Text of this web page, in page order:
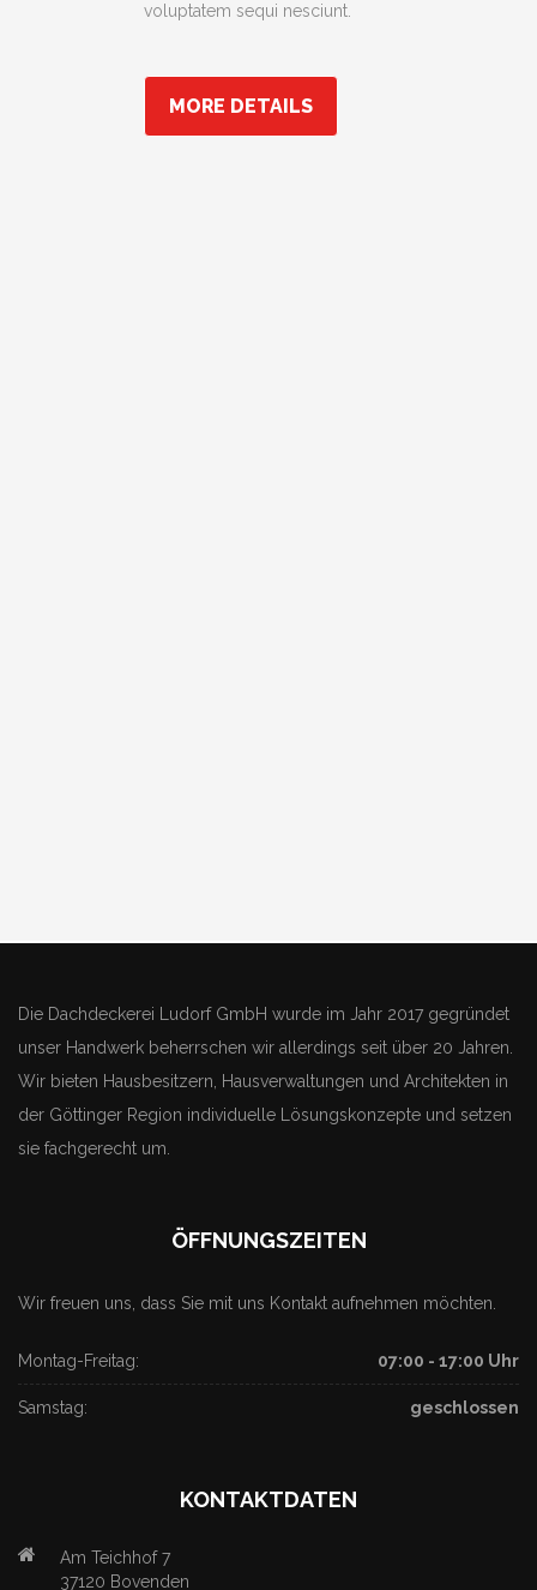
voluptatem sequi nesciunt.
MORE DETAILS
Die Dachdeckerei Ludorf GmbH wurde im Jahr 2017 gegründet
unser Handwerk beherrschen wir allerdings seit über 20 Jahren.
Wir bieten Hausbesitzern, Hausverwaltungen und Architekten in
der Göttinger Region individuelle Lösungskonzepte und setzen
sie fachgerecht um.
ÖFFNUNGSZEITEN
Wir freuen uns, dass Sie mit uns Kontakt aufnehmen möchten.
Montag-Freitag: 07:00 - 17:00 Uhr
Samstag: geschlossen
KONTAKTDATEN
Am Teichhof 7
37120 Bovenden